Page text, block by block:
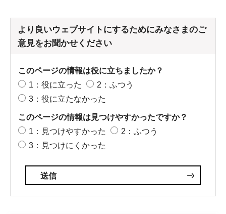
より良いウェブサイトにするためにみなさまのご
意見をお聞かせください
このページの情報は役に立ちましたか？
1：役に立った
2：ふつう
3：役に立たなかった
このページの情報は見つけやすかったですか？
1：見つけやすかった
2：ふつう
3：見つけにくかった